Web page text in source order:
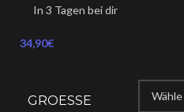
In 3 Tagen bei dir
34,90€
GROESSE